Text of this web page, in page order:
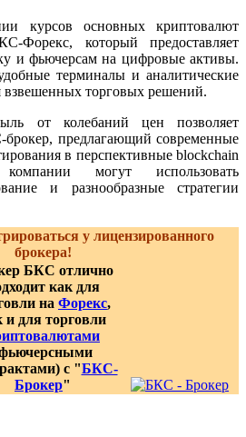
курсов основных криптовалют
Форекс, который предоставляет
и фьючерсам на цифровые активы.
терминалы и аналитические
взвешенных торговых решений.
от колебаний цен позволяет
предлагающий современные
в перспективные blockchain
могут использовать
и разнообразные стратегии
у лицензированного
брокера!
БКС отлично
как для
на Форекс,
и для торговли
с "БКС-
Брокер"